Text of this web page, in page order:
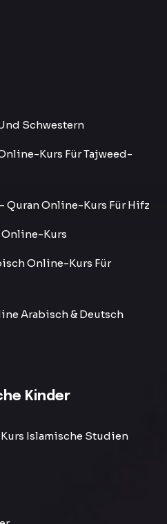
Schwestern
Kurs Für Tajweed-
Quran Online-Kurs Für Hifz
Online-Kurs
Online-Kurs Für
Arabisch & Deutsch
Kinder
Islamische Studien